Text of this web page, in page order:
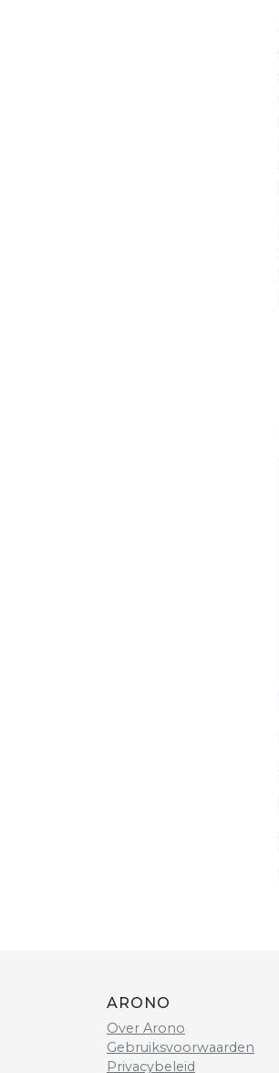
ARONO
Over Arono
Gebruiksvoorwaarden
Privacybeleid